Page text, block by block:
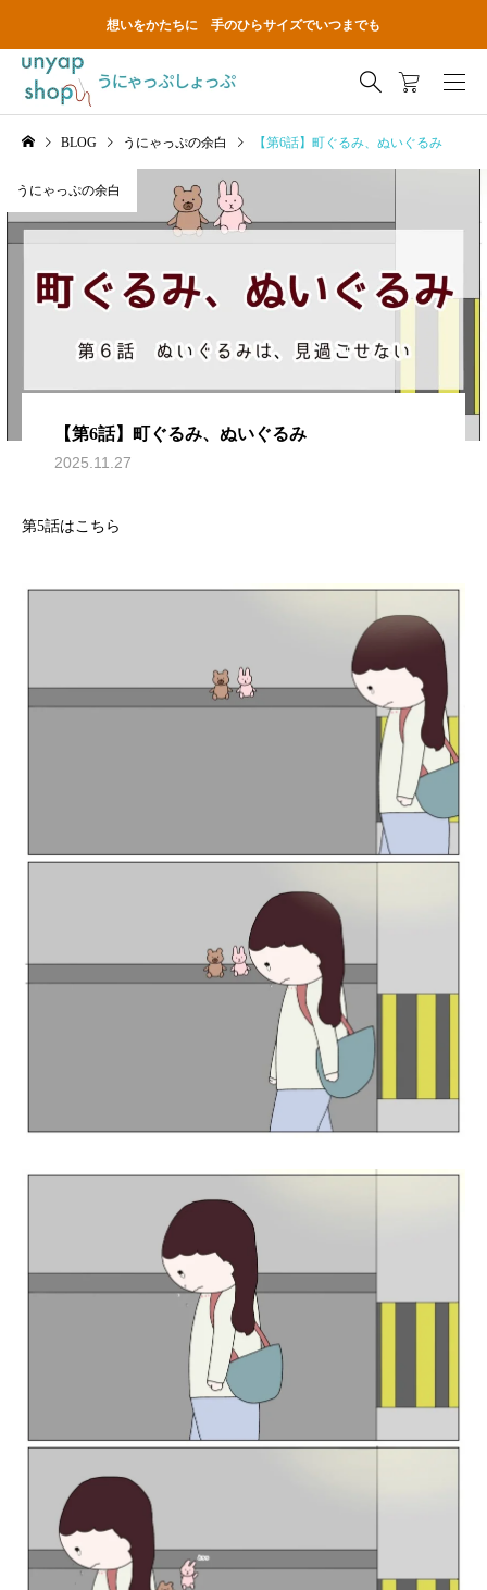
想いをかたちに 手のひらサイズでいつまでも
BLOG うにゃっぷの余白 【第6話】町ぐるみ、ぬいぐるみ
うにゃっぷの余白
【第6話】町ぐるみ、ぬいぐるみ
2025.11.27
第5話はこちら